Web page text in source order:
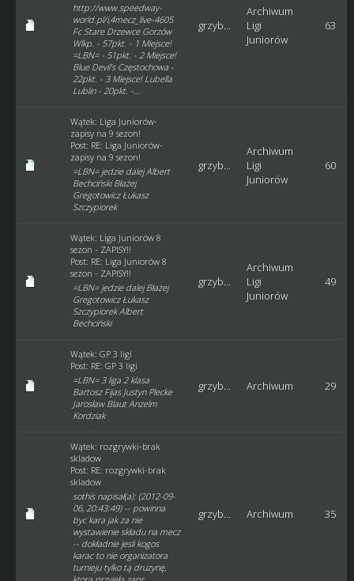
http://www.speedway-
world.pl/i,4mecz_live-4605
Fc Stare Drzewce Gorzów
Wlkp. - 57pkt. - 1 Miejsce!
=LBN= - 51pkt. - 2 Miejsce!
Blue Devil's Częstochowa -
22pkt. - 3 Miejsce! Lubella
Lublin - 20pkt. -...
grzyb...
Archiwum
Ligi
Juniorów
63
Wątek: Liga Juniorów-
zapisy na 9 sezon!
Post: RE: Liga Juniorów-
zapisy na 9 sezon!
=LBN= jedzie dalej Albert
Bechciński Błażej
Gregotowicz Łukasz
Szczypiorek
grzyb...
Archiwum
Ligi
Juniorów
60
Wątek: Liga Juniorów 8
sezon - ZAPISY!!
Post: RE: Liga Juniorów 8
sezon - ZAPISY!!
=LBN= jedzie dalej Błażej
Gregotowicz Łukasz
Szczypiorek Albert
Bechciński
grzyb...
Archiwum
Ligi
Juniorów
49
Wątek: GP 3 ligi
Post: RE: GP 3 ligi
=LBN= 3 liga 2 klasa
Bartosz Fijas Justyn Plecke
Jarosław Blaut Anzelm
Kordziak
grzyb... Archiwum 29
Wątek: rozgrywki-brak
skladow
Post: RE: rozgrywki-brak
skladow
sothis napisał(a): (2012-09-
06, 20:43:49) -- powinna
byc kara jak za nie
wystawienie składu na mecz
-- dokładnie jesli kogos
karac to nie organizatora
turnieju tylko tą druzynę,
grzyb... Archiwum 35